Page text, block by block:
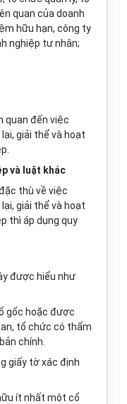
quan của doanh
hữu hạn, công ty
nghiệp tư nhân;
quan đến việc
giải thể và hoạt
và luật khác
thù về việc
giải thể và hoạt
thì áp dụng quy
được hiểu như
gốc hoặc được
tổ chức có thẩm
chính.
giấy tờ xác định
ít nhất một cổ